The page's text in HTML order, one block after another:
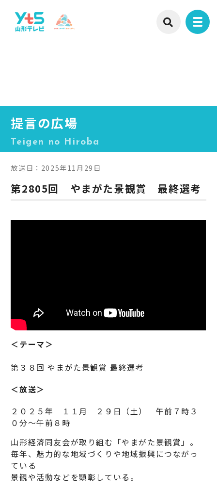
提言の広場
Teigen no Hiroba
放送日：2025年11月29日
第2805回 やまがた景観賞 最終選考
＜テーマ＞
第３８回 やまがた景観賞 最終選考
＜放送＞
２０２５年 １１月 ２９日（土） 午前７時３
０分～午前８時
山形経済同友会が取り組む「やまがた景観賞」。
毎年、魅力的な地域づくりや地域振興につながっ
ている
景観や活動などを顕彰している。